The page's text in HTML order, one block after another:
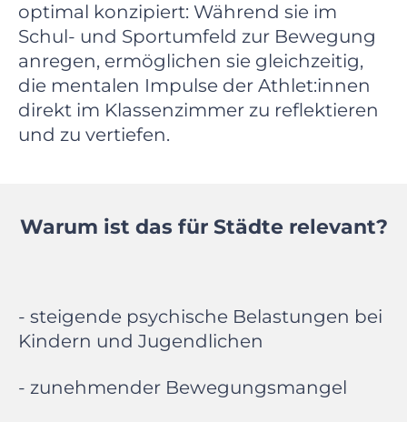
optimal konzipiert: Während sie im
Schul- und Sportumfeld zur Bewegung
anregen, ermöglichen sie gleichzeitig,
die mentalen Impulse der Athlet:innen
direkt im Klassenzimmer zu reflektieren
und zu vertiefen.
Warum ist das für Städte relevant?
- steigende psychische Belastungen bei
Kindern und Jugendlichen
- zunehmender Bewegungsmangel